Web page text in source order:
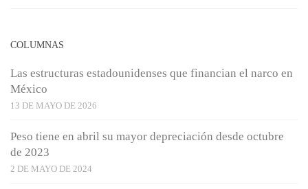
COLUMNAS
Las estructuras estadounidenses que financian el narco en
México
13 DE MAYO DE 2026
Peso tiene en abril su mayor depreciación desde octubre
de 2023
2 DE MAYO DE 2024